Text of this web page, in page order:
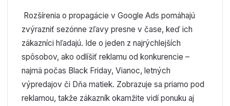
Rozšírenia o propagácie v Google Ads pomáhajú
zvýrazniť sezónne zľavy presne v čase, keď ich
zákazníci hľadajú. Ide o jeden z najrýchlejších
spôsobov, ako odlíšiť reklamu od konkurencie –
najmä počas Black Friday, Vianoc, letných
výpredajov či Dňa matiek. Zobrazuje sa priamo pod
reklamou, takže zákazník okamžite vidí ponuku aj